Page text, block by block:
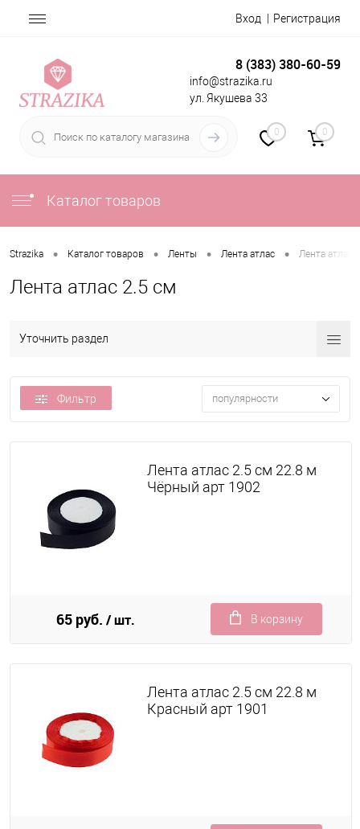
Вход Регистрация
8 (383) 380-60-59
info@strazika.ru
ул. Якушева 33
0 0
Каталог товаров
Strazika • Каталог товаров • Ленты • Лента атлас • Лента атлас
Лента атлас 2.5 см
Уточнить раздел
Фильтр популярности
Лента атлас 2.5 см 22.8 м
Чёрный арт 1902
65 руб. / шт. В корзину
Лента атлас 2.5 см 22.8 м
Красный арт 1901